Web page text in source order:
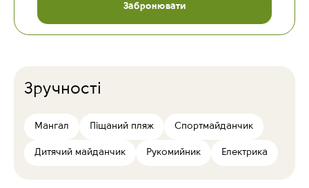
Забронювати
Зручності
Мангал Піщаний пляж Спортмайданчик
Дитячий майданчик Рукомийник Електрика